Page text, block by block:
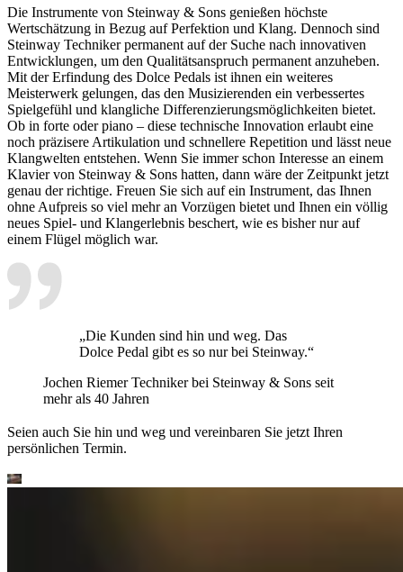
Die Instrumente von Steinway ⁠&⁠ Sons genießen höchste
Wertschätzung in Bezug auf Perfektion und Klang. Dennoch sind
Steinway Techniker permanent auf der Suche nach innovativen
Entwicklungen, um den Qualitätsanspruch permanent anzuheben.
Mit der Erfindung des Dolce Pedals ist ihnen ein weiteres
Meisterwerk gelungen, das den Musizierenden ein verbessertes
Spielgefühl und klangliche Differenzierungsmöglichkeiten bietet.
Ob in forte oder piano – diese technische Innovation erlaubt eine
noch präzisere Artikulation und schnellere Repetition und lässt neue
Klangwelten entstehen. Wenn Sie immer schon Interesse an einem
Klavier von Steinway ⁠&⁠ Sons hatten, dann wäre der Zeitpunkt jetzt
genau der richtige. Freuen Sie sich auf ein Instrument, das Ihnen
ohne Aufpreis so viel mehr an Vorzügen bietet und Ihnen ein völlig
neues Spiel- und Klangerlebnis beschert, wie es bisher nur auf
einem Flügel möglich war.
„Die Kunden sind hin und weg. Das
Dolce Pedal gibt es so nur bei Steinway.“
Jochen RiemerTechniker bei Steinway ⁠&⁠ Sons seit
mehr als 40 Jahren
Seien auch Sie hin und weg und vereinbaren Sie jetzt Ihren
persönlichen Termin.